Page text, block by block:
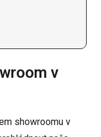
v
showroomu v